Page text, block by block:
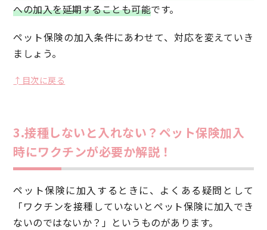
への加入を延期することも可能です。
ペット保険の加入条件にあわせて、対応を変えていき
ましょう。
↑目次に戻る
3.接種しないと入れない？ペット保険加入
時にワクチンが必要か解説！
ペット保険に加入するときに、よくある疑問として
「ワクチンを接種していないとペット保険に加入でき
ないのではないか？」というものがあります。